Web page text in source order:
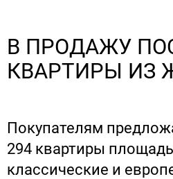
В ПРОДАЖУ
КВАРТИРЫ ИЗ
Покупателям
294 квартиры
классические и